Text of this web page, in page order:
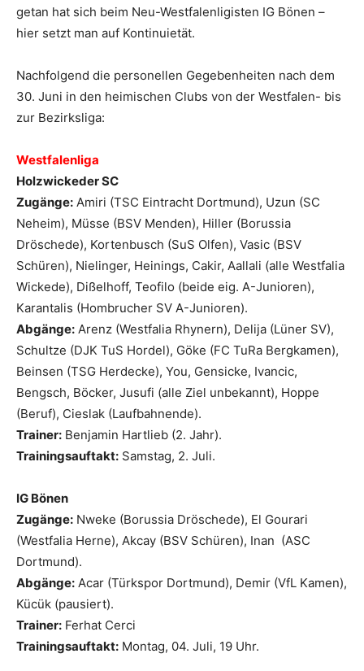
getan hat sich beim Neu-Westfalenligisten IG Bönen –
hier setzt man auf Kontinuietät.
Nachfolgend die personellen Gegebenheiten nach dem
30. Juni in den heimischen Clubs von der Westfalen- bis
zur Bezirksliga:
Westfalenliga
Holzwickeder SC
Zugänge: Amiri (TSC Eintracht Dortmund), Uzun (SC
Neheim), Müsse (BSV Menden), Hiller (Borussia
Dröschede), Kortenbusch (SuS Olfen), Vasic (BSV
Schüren), Nielinger, Heinings, Cakir, Aallali (alle Westfalia
Wickede), Dißelhoff, Teofilo (beide eig. A-Junioren),
Karantalis (Hombrucher SV A-Junioren).
Abgänge: Arenz (Westfalia Rhynern), Delija (Lüner SV),
Schultze (DJK TuS Hordel), Göke (FC TuRa Bergkamen),
Beinsen (TSG Herdecke), You, Gensicke, Ivancic,
Bengsch, Böcker, Jusufi (alle Ziel unbekannt), Hoppe
(Beruf), Cieslak (Laufbahnende).
Trainer: Benjamin Hartlieb (2. Jahr).
Trainingsauftakt: Samstag, 2. Juli.
IG Bönen
Zugänge: Nweke (Borussia Dröschede), El Gourari
(Westfalia Herne), Akcay (BSV Schüren), Inan (ASC
Dortmund).
Abgänge: Acar (Türkspor Dortmund), Demir (VfL Kamen),
Kücük (pausiert).
Trainer: Ferhat Cerci
Trainingsauftakt: Montag, 04. Juli, 19 Uhr.